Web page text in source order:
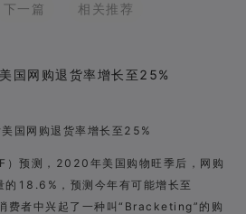
下一篇 相关推荐
国网购退货率增长至25%
国网购退货率增长至25%
）预测，2020年美国购物旺季后，网购
的18.6%，预测今年有可能增长至
费者中兴起了一种叫“Bracketing”的购